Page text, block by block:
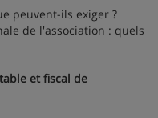
ils exiger ?
de l'association : quels
et fiscal de